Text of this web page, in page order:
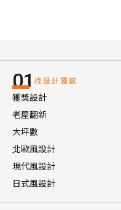
01 找設計靈感
獲獎設計
老屋翻新
大坪數
北歐風設計
現代風設計
日式風設計